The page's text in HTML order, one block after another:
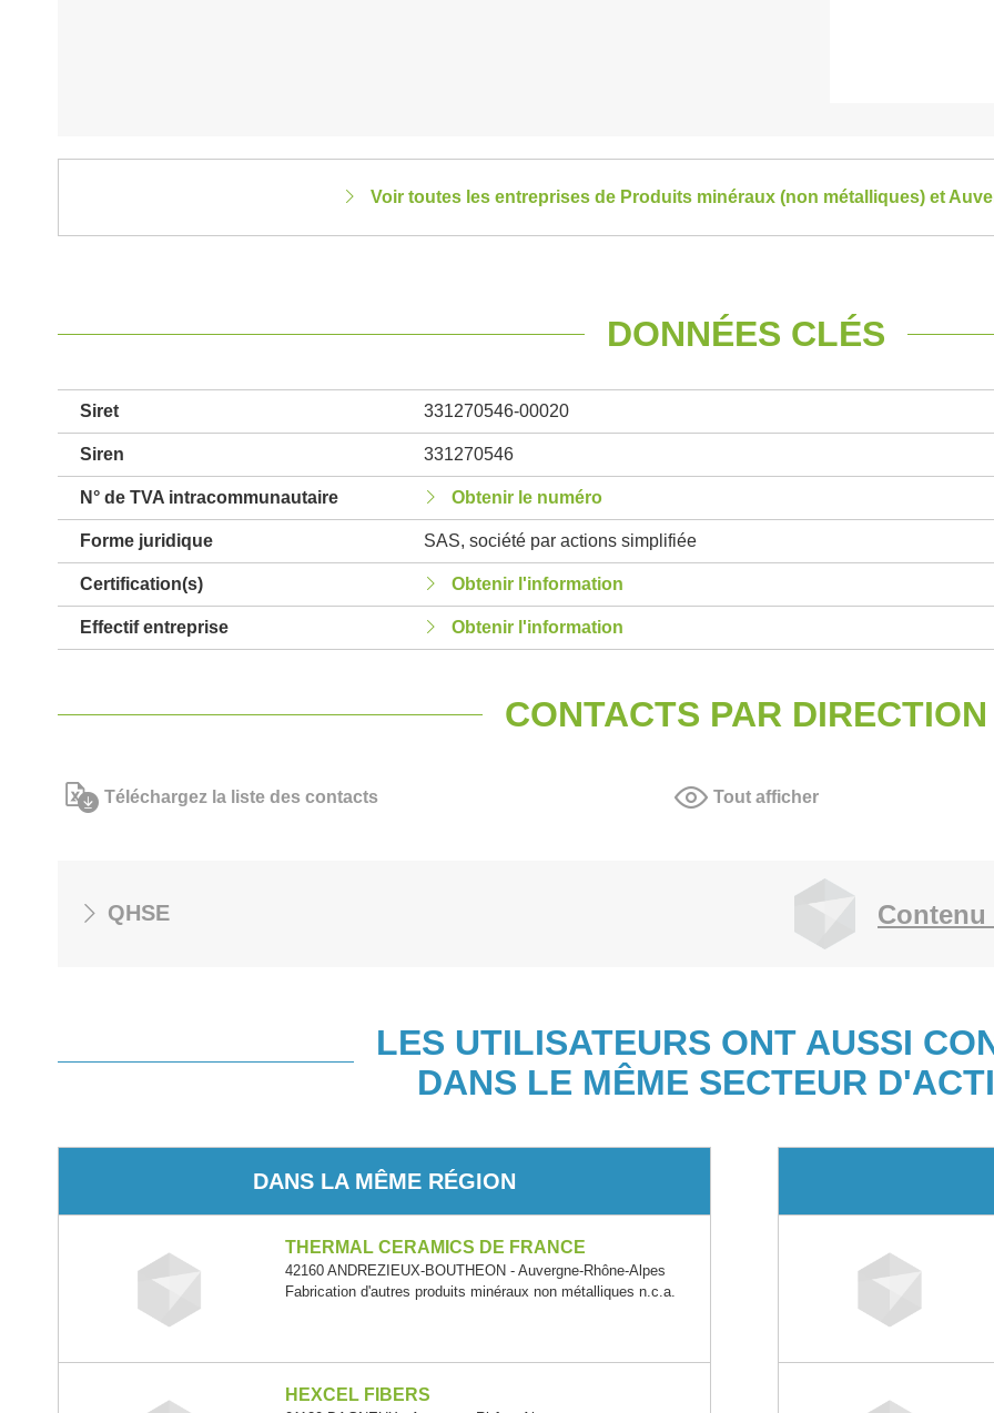
Voir toutes les entreprises de Produits minéraux (non métalliques) et
DONNÉES CLÉS
Siret 331270546-00020
Siren 331270546
N° de TVA intracommunautaire Obtenir le numéro
Forme juridique SAS, société par actions simplifiée
Certification(s) Obtenir l'information
Effectif entreprise Obtenir l'information
CONTACTS PAR DIRECTION
Téléchargez la liste des contacts Tout afficher
QHSE Contenu
LES UTILISATEURS ONT AUSSI
DANS LE MÊME SECTEUR
DANS LA MÊME RÉGION
THERMAL CERAMICS DE FRANCE
42160 ANDREZIEUX-BOUTHEON - Auvergne-Rhône-Alpes
Fabrication d'autres produits minéraux non métalliques n.c.a.
HEXCEL FIBERS